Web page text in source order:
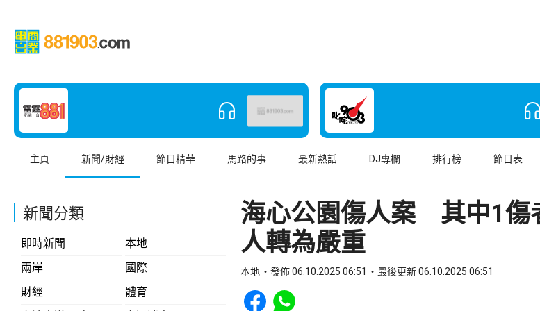
主頁 新聞/財經 節目精華 馬路的事 最新熱話 DJ專欄 排行榜 節目表
新聞分類
即時新聞
本地
兩岸
國際
財經
體育
海心公園傷人案 其中1傷
人轉為嚴重
本地 發佈 06.10.2025 06:51 最後更新 06.10.2025 06:51
Share to Facebook
Share to WhatsApp